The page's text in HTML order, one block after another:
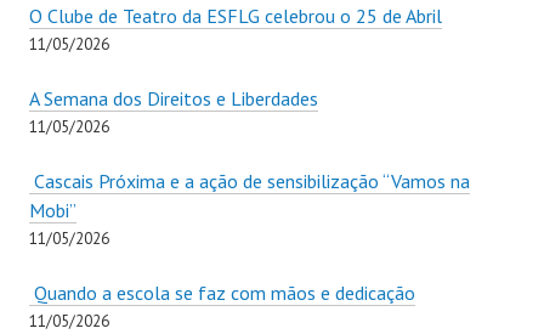
O Clube de Teatro da ESFLG celebrou o 25 de Abril
11/05/2026
A Semana dos Direitos e Liberdades
11/05/2026
Cascais Próxima e a ação de sensibilização “Vamos na
Mobi”
11/05/2026
Quando a escola se faz com mãos e dedicação
11/05/2026